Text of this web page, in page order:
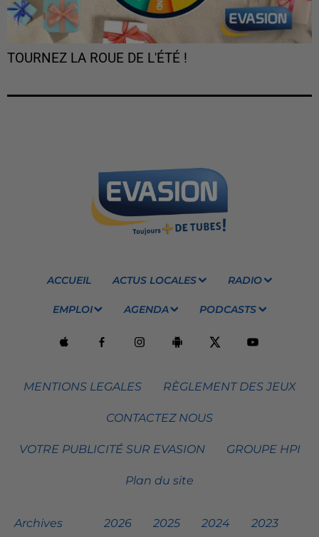
TOURNEZ LA ROUE DE L'ÉTÉ !
ACCUEIL ACTUS LOCALES RADIO
EMPLOI AGENDA PODCASTS
MENTIONS LEGALES RÈGLEMENT DES JEUX
CONTACTEZ NOUS
VOTRE PUBLICITÉ SUR EVASION GROUPE HPI
Plan du site
Archives 2026 2025 2024 2023